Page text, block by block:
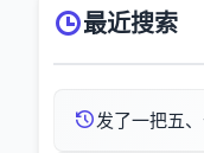
最近搜索
发了一把五